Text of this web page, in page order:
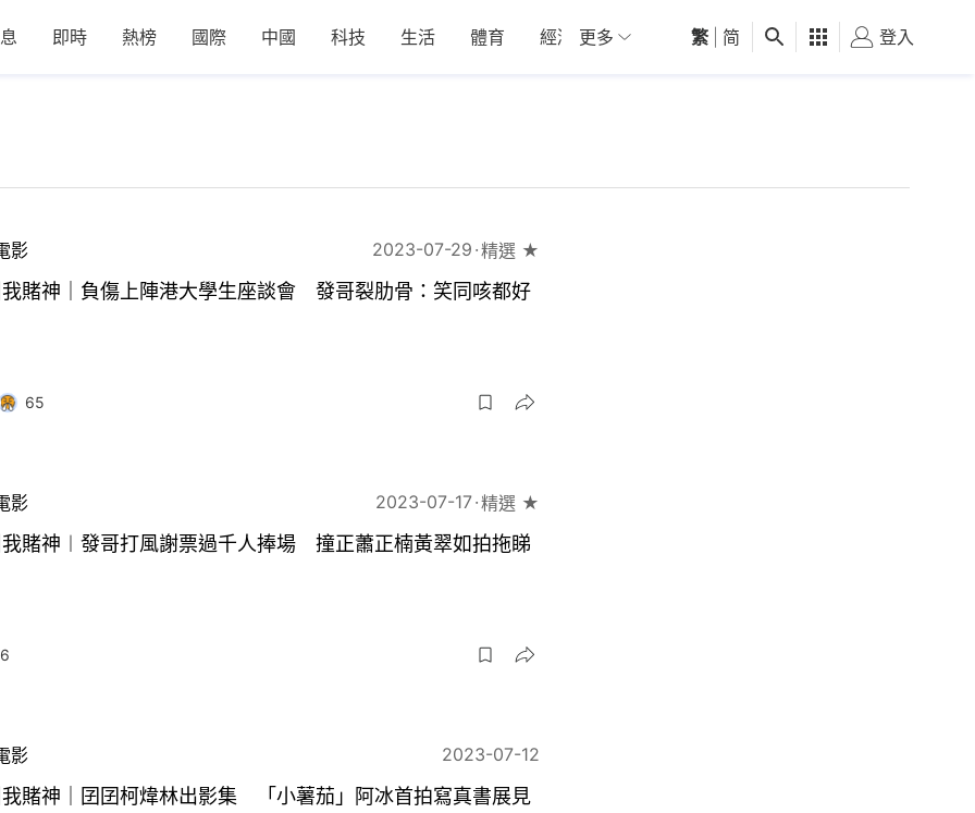
即時 熱榜 國際 中國 科技 生活 體育 經濟 01深圳 觀點 健康 好食玩飛
更多 繁 简 登入
影 2023-07-29 精選 ★
賭神｜負傷上陣港大學生座談會 發哥裂肋骨：笑同咳都好
65
影 2023-07-17 精選 ★
賭神︱發哥打風謝票過千人捧場 撞正蕭正楠黃翠如拍拖睇
影 2023-07-12
賭神｜囝囝柯煒林出影集 「小薯茄」阿冰首拍寫真書展見